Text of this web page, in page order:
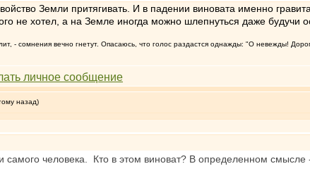
Земли притягивать. И в падении виновата именно
не хотел, а на Земле иногда можно шлепнуться даже будучи
- сомнения вечно гнетут. Опасаюсь, что голос раздастся однажды: "О невежды!
назад)
самого человека. Кто в этом виноват? В определенном